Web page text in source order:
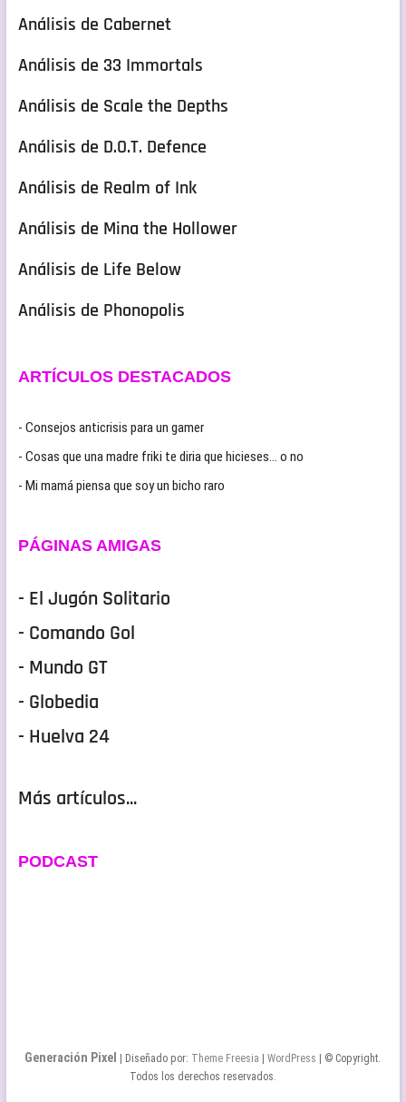
Análisis de Cabernet
Análisis de 33 Immortals
Análisis de Scale the Depths
Análisis de D.O.T. Defence
Análisis de Realm of Ink
Análisis de Mina the Hollower
Análisis de Life Below
Análisis de Phonopolis
ARTÍCULOS DESTACADOS
- Consejos anticrisis para un gamer
- Cosas que una madre friki te diria que hicieses… o no
- Mi mamá piensa que soy un bicho raro
PÁGINAS AMIGAS
- El Jugón Solitario
- Comando Gol
- Mundo GT
- Globedia
- Huelva 24
Más artículos...
PODCAST
Generación Pixel | Diseñado por: Theme Freesia |WordPress | © Copyright.
Todos los derechos reservados.